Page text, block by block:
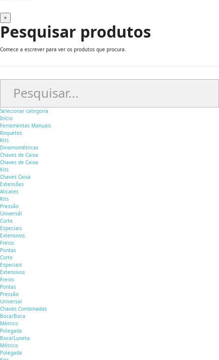
×
Pesquisar produtos
Comece a escrever para ver os produtos que procura.
Selecionar categoria
Início
Ferramentas Manuais
Roquetes
Kits
Dinamométricas
Chaves de Caixa
Chaves de Caixa
Kits
Chaves Caixa
Extensões
Alicates
Kits
Pressão
Universál
Corte
Especiais
Extensivos
Freios
Pontas
Corte
Especiais
Extensivos
Freios
Pontas
Pressão
Universal
Chaves Combinadas
Boca/Boca
Métrico
Polegada
Boca/Luneta
Métrico
Polegada